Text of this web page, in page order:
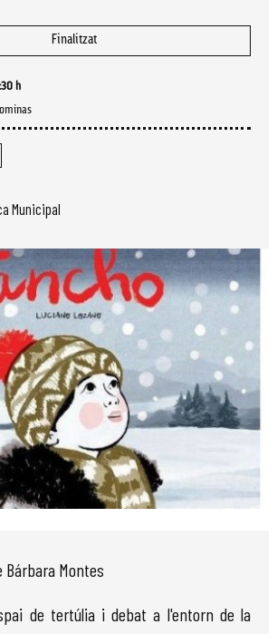
Finalitzat
h
Municipal
Bárbara Montes
de tertúlia i debat a l'entorn de la